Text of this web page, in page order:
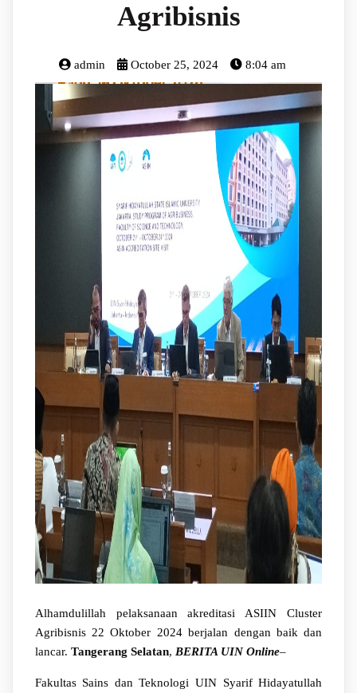
Agribisnis
admin October 25, 2024 8:04 am
Alhamdulillah pelaksanaan akreditasi ASIIN Cluster
Agribisnis 22 Oktober 2024 berjalan dengan baik dan
lancar. Tangerang Selatan, BERITA UIN Online–
Fakultas Sains dan Teknologi UIN Syarif Hidayatullah